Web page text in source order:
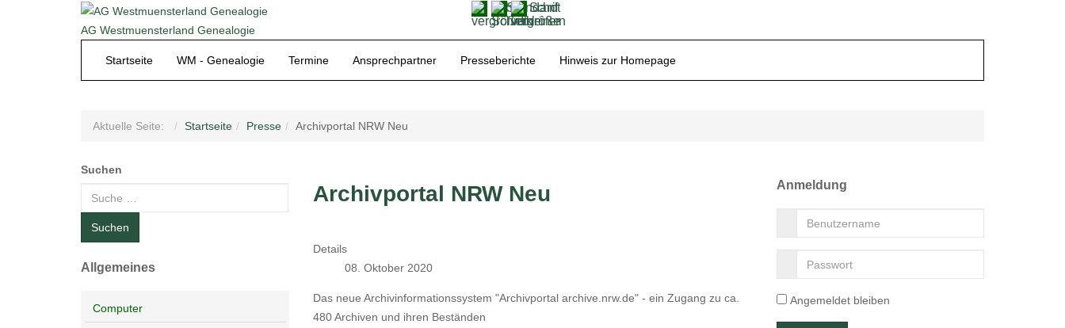
AG Westmuensterland Genealogie
Startseite WM - Genealogie Termine Ansprechpartner Presseberichte Hinweis zur Homepage
Aktuelle Seite: Startseite Presse Archivportal NRW Neu
Archivportal NRW Neu
Details
08. Oktober 2020
Das neue Archivinformationssystem "Archivportal archive.nrw.de" - ein Zugang zu ca.
480 Archiven und ihren Beständen
Suchen
Suchen
Allgemeines
Computer
Anmeldung
Angemeldet bleiben